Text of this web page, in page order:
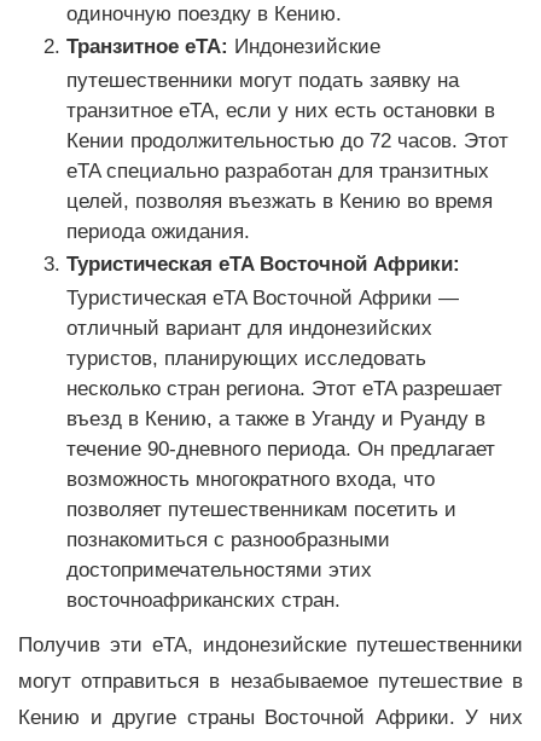
одиночную поездку в Кению.
Транзитное eTA: Индонезийские
путешественники могут подать заявку на
транзитное eTA, если у них есть остановки в
Кении продолжительностью до 72 часов. Этот
eTA специально разработан для транзитных
целей, позволяя въезжать в Кению во время
периода ожидания.
Туристическая eTA Восточной Африки:
Туристическая eTA Восточной Африки —
отличный вариант для индонезийских
туристов, планирующих исследовать
несколько стран региона. Этот eTA разрешает
въезд в Кению, а также в Уганду и Руанду в
течение 90-дневного периода. Он предлагает
возможность многократного входа, что
позволяет путешественникам посетить и
познакомиться с разнообразными
достопримечательностями этих
восточноафриканских стран.
Получив эти eTA, индонезийские путешественники
могут отправиться в незабываемое путешествие в
Кению и другие страны Восточной Африки. У них